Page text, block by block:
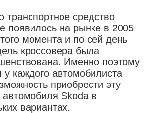
транспортное средство
появилось на рынке в 2005
момента и по сей день
кроссовера была
Именно поэтому
у каждого автомобилиста
приобрести эту
Skoda в
вариантах.